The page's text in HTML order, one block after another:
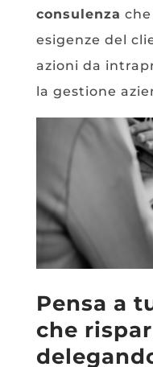
consulenza
esigenze del
azioni da
la gestione
Pensa a
che